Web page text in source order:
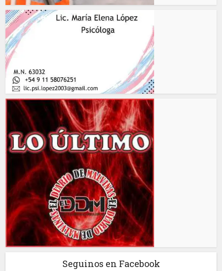
Seguinos en Facebook